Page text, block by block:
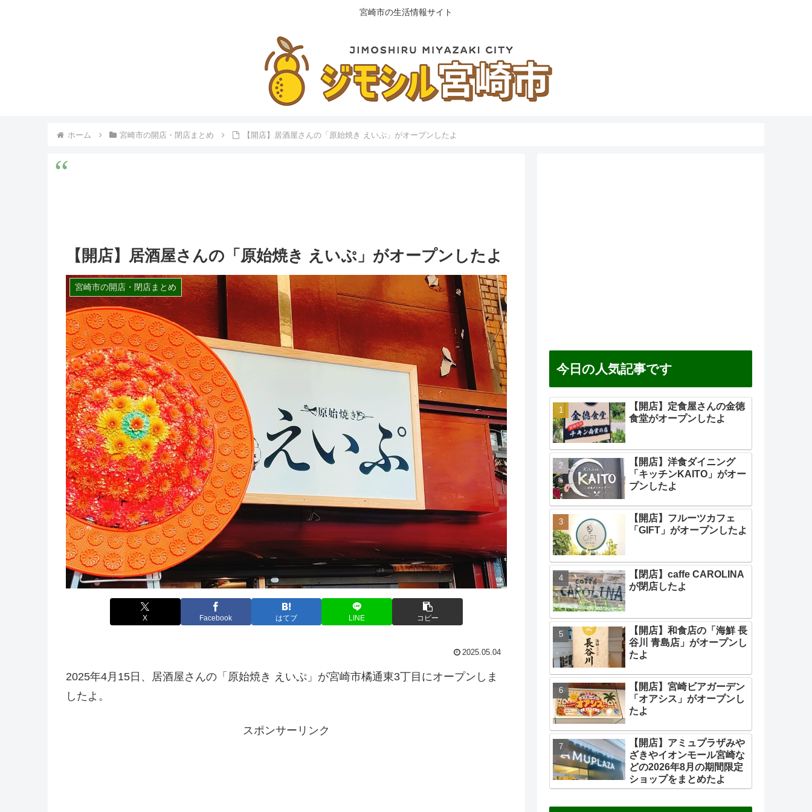
宮崎市の生活情報サイト
ホーム 宮崎市の開店・閉店まとめ 【開店】居酒屋さんの「原始焼き えいぷ」がオープンしたよ
【開店】居酒屋さんの「原始焼き えいぷ」がオープンしたよ
宮崎市の開店・閉店まとめ
X Facebook はてブ LINE コピー
2025.05.04
2025年4月15日、居酒屋さんの「原始焼き えいぷ」が宮崎市橘通東3丁目にオープンしま
したよ。
スポンサーリンク
今日の人気記事です
【開店】定食屋さんの金徳
食堂がオープンしたよ
【開店】洋食ダイニング
「キッチンKAITO」がオー
プンしたよ
【開店】フルーツカフェ
「GIFT」がオープンしたよ
【閉店】caffe CAROLINA
が閉店したよ
【開店】和食店の「海鮮 長
谷川 青島店」がオープンし
たよ
【開店】宮崎ビアガーデン
「オアシス」がオープンし
たよ
【開店】アミュプラザみや
ざきやイオンモール宮崎な
どの2026年8月の期間限定
ショップをまとめたよ